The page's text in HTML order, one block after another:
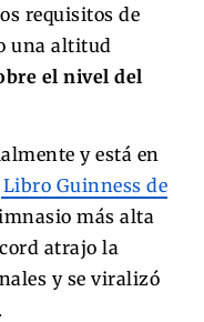
requisitos de
una altitud
el nivel del
y está en
Libro Guinness de
más alta
atrajo la
y se viralizó